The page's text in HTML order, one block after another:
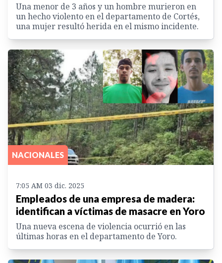
Una menor de 3 años y un hombre murieron en
un hecho violento en el departamento de Cortés,
una mujer resultó herida en el mismo incidente.
NACIONALES
7:05 AM 03 dic. 2025
Empleados de una empresa de madera:
identifican a víctimas de masacre en Yoro
Una nueva escena de violencia ocurrió en las
últimas horas en el departamento de Yoro.